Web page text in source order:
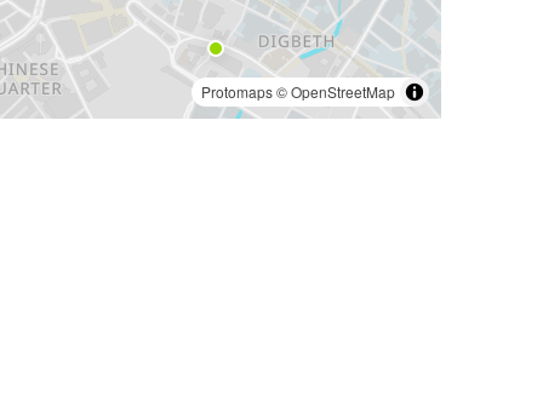
Protomaps©OpenStreetMap